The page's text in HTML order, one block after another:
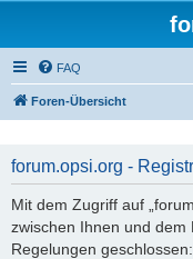
FAQ
Foren-Übersicht
forum.opsi.org -
Mit dem Zugriff auf
zwischen Ihnen und dem
Regelungen geschlossen: